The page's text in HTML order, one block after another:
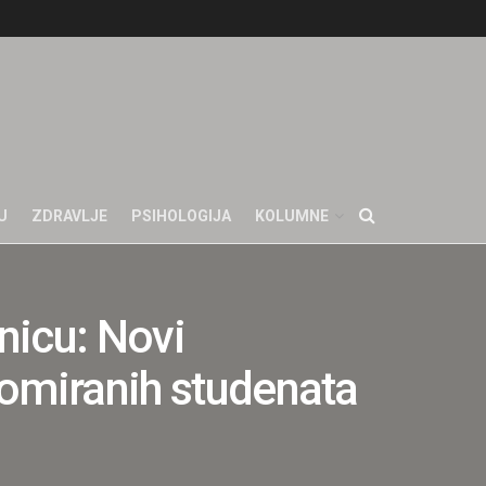
ZDRAVLJE PSIHOLOGIJA KOLUMNE
Novi
studenata